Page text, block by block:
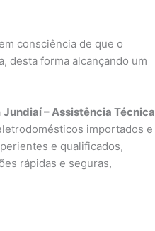
consciência de que o
desta forma alcançando um
Jundiaí – Assistência Técnica
importados e
e qualificados,
rápidas e seguras,